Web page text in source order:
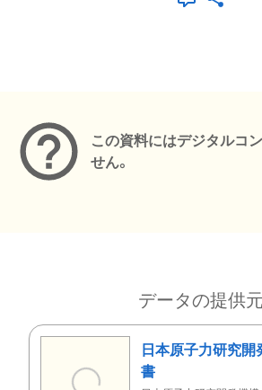
この資料にはデジタルコ
せん。
データの提供元
日本原子力研究開
書